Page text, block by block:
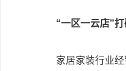
“一区一云店”
家居家装行业